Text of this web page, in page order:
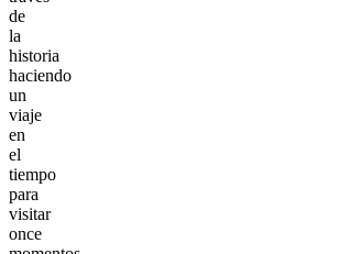
de
la
historia
haciendo
un
viaje
en
el
tiempo
para
visitar
once